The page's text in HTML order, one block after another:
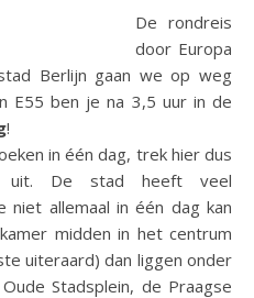
De rondreis
door Europa
Berlijn gaan we op weg
E55 ben je na 3,5 uur in de
!
in één dag, trek hier dus
uit. De stad heeft veel
niet allemaal in één dag kan
midden in het centrum
uiteraard) dan liggen onder
Stadsplein, de Praagse